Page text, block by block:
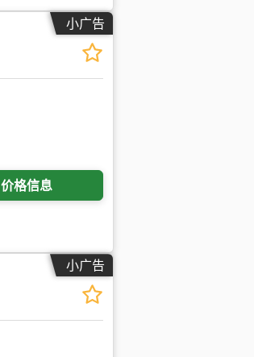
小广告
价格信息
小广告